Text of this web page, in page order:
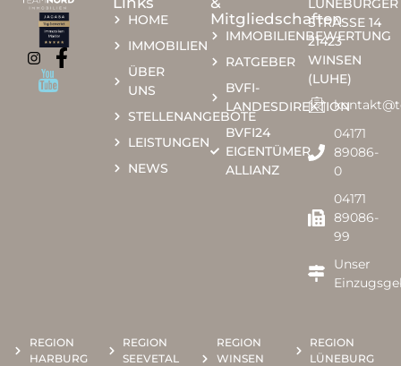
HOME
IMMOBILIEN
ÜBER
UNS
STELLENANGEBOTE
LEISTUNGEN
NEWS
Mitgliedschaften
IMMOBILIENBEWERTUNG
RATGEBER
BVFI-
LANDESDIREKTION
BVFI24
EIGENTÜMER
ALLIANZ
LÜNEBURGER
STRASSE 14
21423
WINSEN
(LUHE)
04171
89086-
0​​
04171
89086-
99
Unser
REGION
HARBURG
REGION
SEEVETAL
REGION
WINSEN
REGION
LÜNEBURG